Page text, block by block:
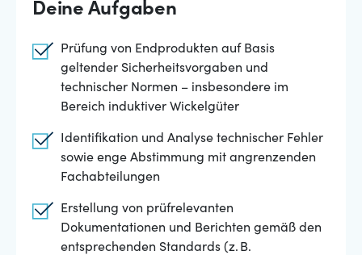
Deine Aufgaben
Prüfung von Endprodukten auf Basis
geltender Sicherheitsvorgaben und
technischer Normen – insbesondere im
Bereich induktiver Wickelgüter
Identifikation und Analyse technischer Fehler
sowie enge Abstimmung mit angrenzenden
Fachabteilungen
Erstellung von prüfrelevanten
Dokumentationen und Berichten gemäß den
entsprechenden Standards (z. B.